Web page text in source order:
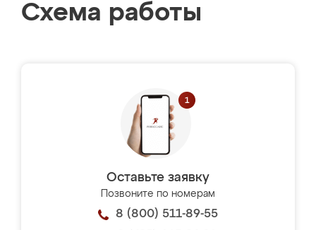
Схема работы
Оставьте заявку
Позвоните по номерам
8 (800) 511-89-55